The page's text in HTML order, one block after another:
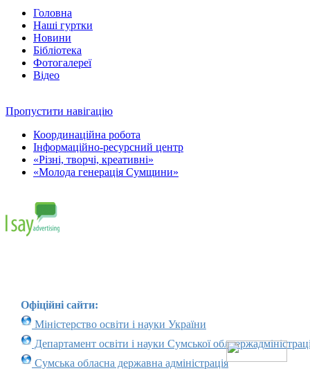
Головна
Наші гуртки
Новини
Бібліотека
Фотогалереї
Відео
Пропустити навігацію
Координаційна робота
Інформаційно-ресурсний центр
«Різні, творчі, креативні»
«Молода генерація Сумщини»
Офіційні сайти:
Міністерство освіти і науки України
Департамент освіти і науки Сумської
Сумська обласна державна адміністрація